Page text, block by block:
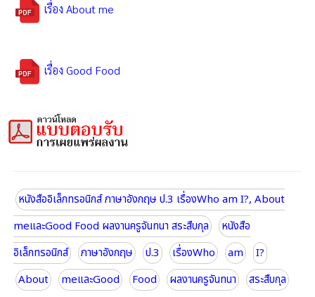
เรื่อง About me
เรื่อง Good Food
หนังสืออิเล็กทรอนิกส์ ภาษาอังกฤษ ป.3 เรื่องWho am I?, About
meและGood Food ผลงานครูจันทนา สระสืบกุล
หนังสือ
อิเล็กทรอนิกส์
ภาษาอังกฤษ ป.3 เรื่องWho am
I?
About
meและGood Food ผลงานครูจันทนา สระสืบกุล